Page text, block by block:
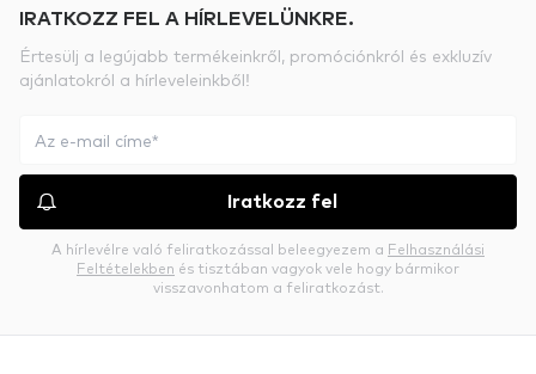
IRATKOZZ FEL A HÍRLEVELÜNKRE.
Értesülj a legújabb termékeinkről, promóciónkról és exkluzív
ajánlatokról a hírleveleinkből!
Iratkozz fel
A hírlevélre való feliratkozással beleegyezem a Felhasználási
Feltételekben és tisztában vagyok vele hogy bármikor
visszavonhatom a feliratkozást.